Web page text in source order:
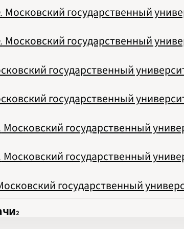
Московский государственный
Московский государственный
государственный
государственный
Московский государственный
Московский государственный
государственный
2